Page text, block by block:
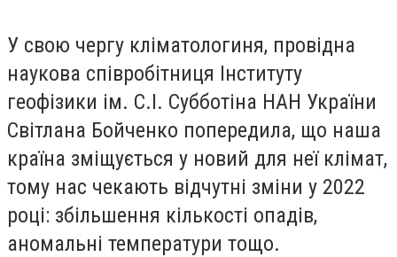
У свою чергу кліматологиня, провідна
наукова співробітниця Інституту
геофізики ім. С.І. Субботіна НАН України
Світлана Бойченко попередила, що наша
країна зміщується у новий для неї клімат,
тому нас чекають відчутні зміни у 2022
році: збільшення кількості опадів,
аномальні температури тощо.